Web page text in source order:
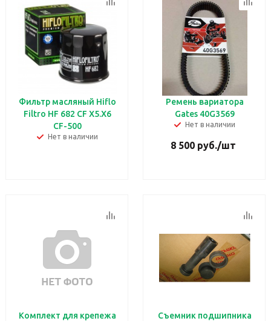
Фильтр масляный Hiflo
Filtro HF 682 CF X5.X6
CF-500
Нет в наличии
Ремень вариатора
Gates 40G3569
Нет в наличии
8 500 руб./шт
Комплект для крепежа
Съемник подшипника